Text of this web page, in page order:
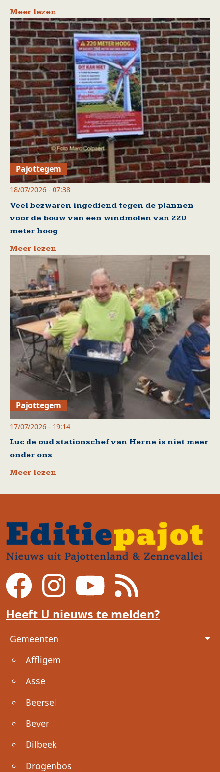
Meer lezen
Pajottegem
18/07/2026 - 07:38
Veel bezwaren ingediend tegen de plannen
voor de bouw van een windmolen van 220
meter hoog
Meer lezen
Pajottegem
17/07/2026 - 19:14
Luc de oud stationschef van Herne is niet meer
onder ons
Meer lezen
Heeft U nieuws te melden?
Voet
Gemeenten
Affligem
Asse
Beersel
Bever
Dilbeek
Drogenbos